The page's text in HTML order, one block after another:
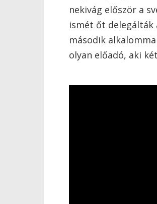
nekivág először a
ismét őt delegálták
második
olyan előadó, aki